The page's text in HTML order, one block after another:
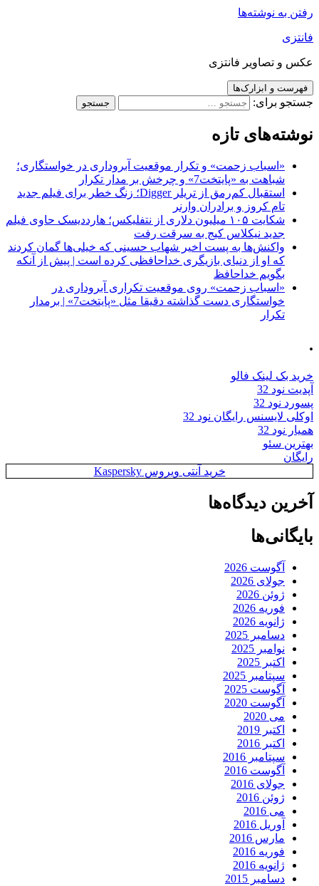
رفتن به نوشته‌ها
فانتزی
عکس و تصاویر فانتزی
فهرست و ابزارک‌ها
جستجو برای:
نوشته‌های تازه
«اسباب زحمت» و تکرار موقعیت آبروداری در خواستگاری؛
شباهت به «پایتخت7» و چرخش بر مدار تکرار
استقبال کم‌رمق از تریلر Digger؛ زنگ خطر برای فیلم جدید
تام کروز و برادران وارنر
شکایت ۱۰۵ میلیون دلاری از نتفلیکس؛ هارددیسک حاوی فیلم
جدید نیکلاس کیج به سرقت رفت
واکنش‌ها به پست اخیر شهاب حسینی که خیلی‌ها گمان کردند
که او از دنیای بازیگری خداحافظی کرده است | پیش از آنکه
بگویم خداحافظ
«اسباب زحمت» روی موقعیت تکراری آبروداری در
خواستگاری دست گذاشته دقیقا مثل «پایتخت7» | برمدار
تکرار
.
خرید بک لینک فالو
آپدیت نود 32
پسورد نود 32
اوکلی لایسنس رایگان نود 32
همیار نود 32
بهترین سئو
رایگان
خرید آنتی ویروس Kaspersky
آخرین دیدگاه‌ها
بایگانی‌ها
آگوست 2026
جولای 2026
ژوئن 2026
فوریه 2026
ژانویه 2026
دسامبر 2025
نوامبر 2025
اکتبر 2025
سپتامبر 2025
آگوست 2025
آگوست 2020
می 2020
اکتبر 2019
اکتبر 2016
سپتامبر 2016
آگوست 2016
جولای 2016
ژوئن 2016
می 2016
آوریل 2016
مارس 2016
فوریه 2016
ژانویه 2016
دسامبر 2015